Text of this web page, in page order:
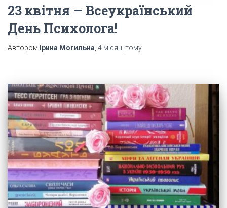
23 квітня — Всеукраїнський
День Психолога!
Автором Ірина Могильна, 4 місяці тому